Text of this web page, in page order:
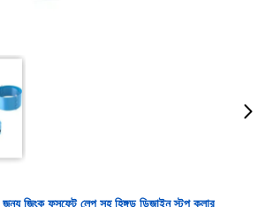
জন্য জিংক ফসফেট লেপ সহ হিঙ্গড ডিজাইন স্টপ কলার